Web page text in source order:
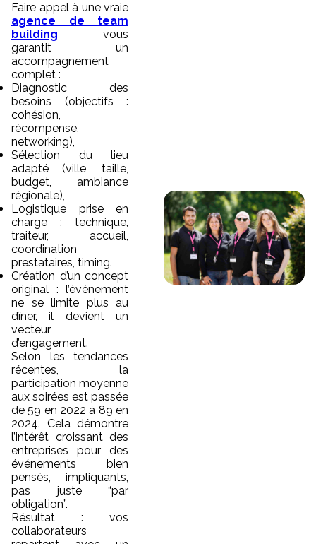
Faire appel à une vraie
agence de team
building vous
garantit un
accompagnement
complet :
Diagnostic des
besoins (objectifs :
cohésion,
récompense,
networking),
Sélection du lieu
adapté (ville, taille,
budget, ambiance
régionale),
Logistique prise en
charge : technique,
traiteur, accueil,
coordination
prestataires, timing.
Création d’un concept
original : l’événement
ne se limite plus au
dîner, il devient un
vecteur
d’engagement.
Selon les tendances
récentes, la
participation moyenne
aux soirées est passée
de 59 en 2022 à 89 en
2024. Cela démontre
l’intérêt croissant des
entreprises pour des
événements bien
pensés, impliquants,
pas juste “par
obligation”.
Résultat : vos
collaborateurs